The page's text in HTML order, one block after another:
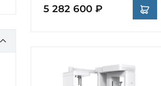
5 282 600 ₽